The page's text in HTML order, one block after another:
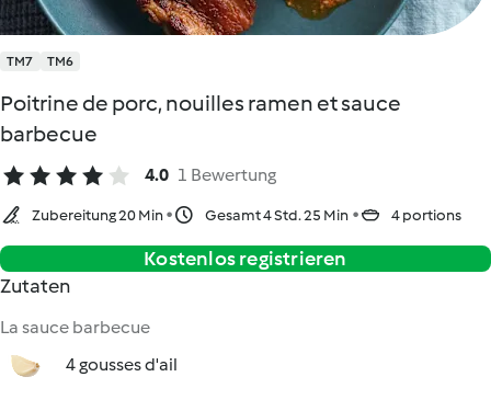
TM7 TM6
Poitrine de porc, nouilles ramen et sauce
barbecue
4.0 1 Bewertung
Zubereitung 20 Min Gesamt 4 Std. 25 Min 4 portions
Kostenlos registrieren
Zutaten
La sauce barbecue
4 gousses d'ail